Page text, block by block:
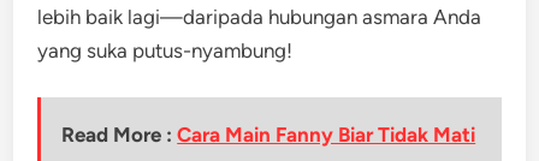
lebih baik lagi—daripada hubungan asmara Anda
yang suka putus-nyambung!
Read More :Cara Main Fanny Biar Tidak Mati